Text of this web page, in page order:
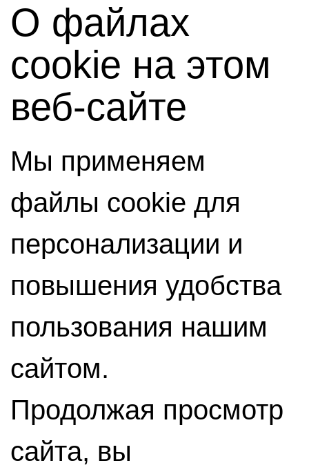
О файлах
cookie на этом
веб-сайте
Мы применяем
файлы cookie для
персонализации и
повышения удобства
пользования нашим
сайтом.
Продолжая просмотр
сайта, вы